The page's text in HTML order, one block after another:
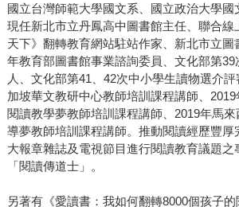
的生命提燈者。未來若是遇到困難、關卡
給出解方，提供兩難抉擇時，不至於迷
會發現潮人們都是心理堅強，用才能去填
者，從未盲目地人云亦云，即便被討厭
眼，讓我們學會古潮人，自由活出自己
吧！ 5.如果老師能夠「穿越」回古代，
古人結交？為什麼？ 如果可以穿越的話
友，這個問題我難倒我了。畢竟，每寫一
越一次了，瞬間也愛上古人的生命故事。
話，我應會熱淚盈眶地說：就是你了，墨
國立台灣師範大學國文系、國立政治大學國
現任新北市立丹鳳高中圖書館主任、聯合線
天下》翻轉教育網站駐站作家、新北市立圖
年教育部圖書館事業諮詢委員、文化部第
人、文化部第41、42次中小學生讀物選介
加坡華文教研中心教師培訓課程講師、
閱讀教學夢教師培訓課程講師、2019年馬
導夢教師培訓課程講師。推動閱讀經歷豐厚
大報章雜誌及電視節目進行閱讀教育議題之
「閱讀傳道士」。
另著有《愛讀書：我如何翻轉8000個孩子